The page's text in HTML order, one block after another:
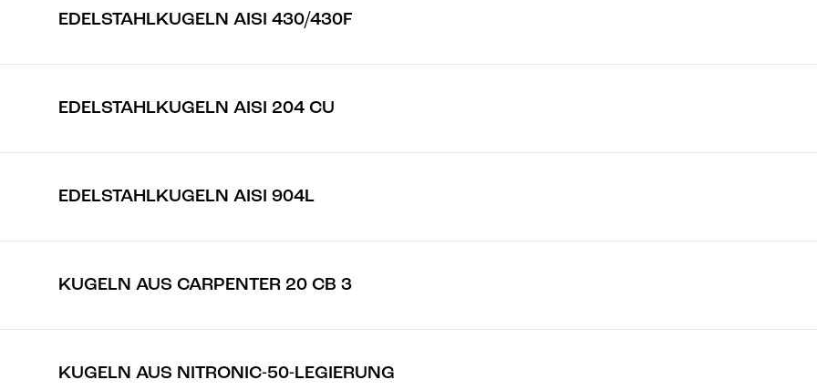
EDELSTAHLKUGELN AISI 430/430F
EDELSTAHLKUGELN AISI 204 CU
EDELSTAHLKUGELN AISI 904L
KUGELN AUS CARPENTER 20 CB 3
KUGELN AUS NITRONIC-50-LEGIERUNG